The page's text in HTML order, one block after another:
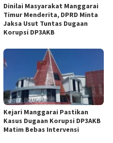
Dinilai Masyarakat Manggarai
Timur Menderita, DPRD Minta
Jaksa Usut Tuntas Dugaan
Korupsi DP3AKB
Kejari Manggarai Pastikan
Kasus Dugaan Korupsi DP3AKB
Matim Bebas Intervensi